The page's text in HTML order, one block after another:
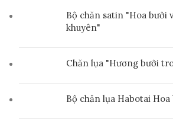
Bộ chăn satin "Hoa bưởi
khuyên"
Chăn lụa "Hương bưởi
Bộ chăn lụa Habotai